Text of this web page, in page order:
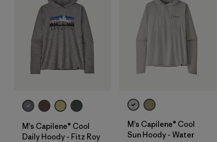
M's Capilene® Cool
Daily Hoody - Fitz Roy
M's Capilene® Cool
Sun Hoody - Water